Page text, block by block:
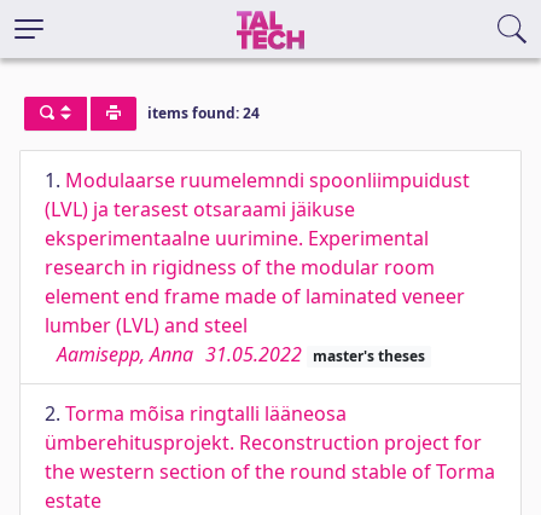
items found: 24
1. Modulaarse ruumelemndi spoonliimpuidust
(LVL) ja terasest otsaraami jäikuse
eksperimentaalne uurimine. Experimental
research in rigidness of the modular room
element end frame made of laminated veneer
lumber (LVL) and steel
Aamisepp, Anna 31.05.2022 master's theses
2. Torma mõisa ringtalli lääneosa
ümberehitusprojekt. Reconstruction project for
the western section of the round stable of Torma
estate